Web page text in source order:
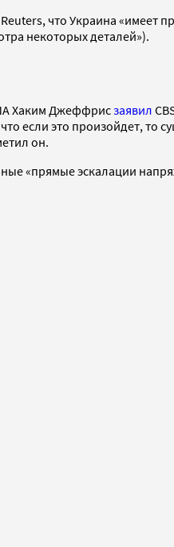
что Украина «имеет
некоторых деталей»).
Хаким Джеффрисзаявил
если это произойдет, то
он.
«прямые эскалации